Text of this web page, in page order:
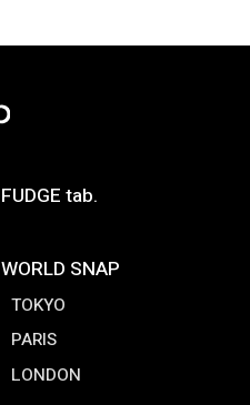
FUDGE tab.
WORLD SNAP
TOKYO
PARIS
LONDON